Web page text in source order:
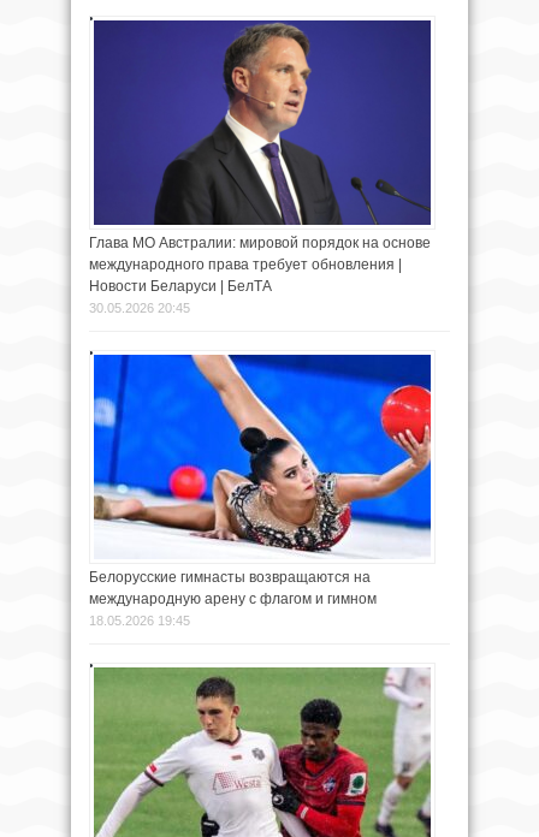
Глава МО Австралии: мировой порядок на основе
международного права требует обновления |
Новости Беларуси | БелТА
30.05.2026 20:45
Белорусские гимнасты возвращаются на
международную арену с флагом и гимном
18.05.2026 19:45